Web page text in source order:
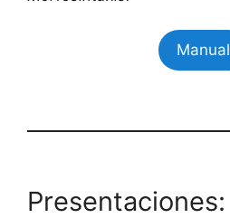
Manual
Presentaciones: